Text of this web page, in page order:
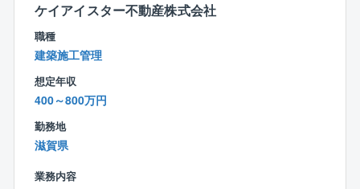
い業務に携わる機会があります。
設計力と施工マネジメント力の双方を磨きながら、技
術者としての成長を目指すことができます。
画の立案段階から参画する機会も多く、自ら考え、提
案し、形にしていくやりがいを感じられます。
「お客様の満足度」と「後工程担当の業務が円滑に流
れるかどうか」は、設計担当の力によるところが大き
く、いわば家づくりの「要」のポジションです。
同社の設計担当は、設計業務に限定するだけでなく施
工現場/完成現場を見に行く機会も多く、家づくり全般
に目を配ります。
その為、お客様がとても身近に感じられます。
お客様の声をダイレクトに聞きながら、お客様と一緒
に家を造り上げるやりがいを感じてください。
ケイアイスター不動産株式会社
職種
建築施工管理
想定年収
400～800万円
勤務地
滋賀県
業務内容